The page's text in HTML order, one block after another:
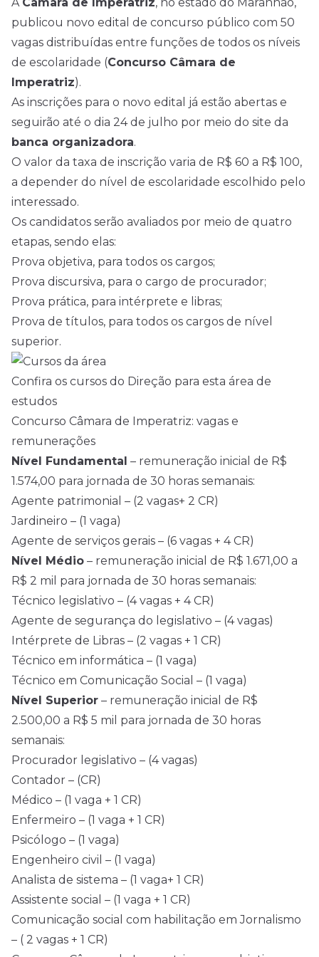
publicou novo edital de concurso público com 50
vagas distribuídas entre funções de todos os níveis
de escolaridade (Concurso Câmara de
Imperatriz).
As inscrições para o novo edital já estão abertas e
seguirão até o dia 24 de julho por meio do site da
banca organizadora.
O valor da taxa de inscrição varia de R$ 60 a R$ 100,
a depender do nível de escolaridade escolhido pelo
interessado.
Os candidatos serão avaliados por meio de quatro
etapas, sendo elas:
Prova objetiva, para todos os cargos;
Prova discursiva, para o cargo de procurador;
Prova prática, para intérprete e libras;
Prova de títulos, para todos os cargos de nível
superior.
Confira os cursos do Direção para esta área de
estudos
Concurso Câmara de Imperatriz: vagas e
remunerações
Nível Fundamental – remuneração inicial de R$
1.574,00 para jornada de 30 horas semanais:
Agente patrimonial – (2 vagas+ 2 CR)
Jardineiro – (1 vaga)
Agente de serviços gerais – (6 vagas + 4 CR)
Nível Médio – remuneração inicial de R$ 1.671,00 a
R$ 2 mil para jornada de 30 horas semanais:
Técnico legislativo – (4 vagas + 4 CR)
Agente de segurança do legislativo – (4 vagas)
Intérprete de Libras – (2 vagas + 1 CR)
Técnico em informática – (1 vaga)
Técnico em Comunicação Social – (1 vaga)
Nível Superior – remuneração inicial de R$
2.500,00 a R$ 5 mil para jornada de 30 horas
semanais:
Procurador legislativo – (4 vagas)
Contador – (CR)
Médico – (1 vaga + 1 CR)
Enfermeiro – (1 vaga + 1 CR)
Psicólogo – (1 vaga)
Engenheiro civil – (1 vaga)
Analista de sistema – (1 vaga+ 1 CR)
Assistente social – (1 vaga + 1 CR)
Comunicação social com habilitação em Jornalismo
– ( 2 vagas + 1 CR)